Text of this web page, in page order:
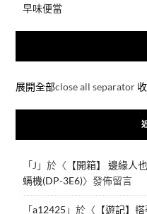
早味便當
展開全部close all separator
「J 」於〈 【開箱】 邊緣人
螨機(DP-3E6)〉發佈留言
「a12425 」於〈 【遊記】